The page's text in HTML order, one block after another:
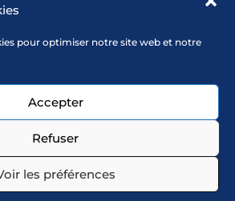
pour optimiser notre site web et notre
Accepter
Refuser
les préférences
SUR